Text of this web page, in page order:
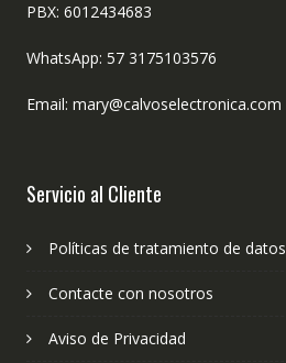
PBX: 6012434683
WhatsApp: 57 3175103576
Email: mary@calvoselectronica.com
Servicio al Cliente
Políticas de tratamiento de datos
Contacte con nosotros
Aviso de Privacidad